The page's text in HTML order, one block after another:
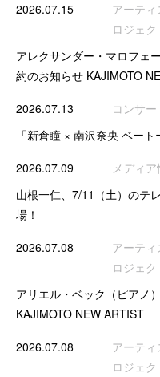
2026.07.15
アーテ
ロジェク
アレクサンダー・マロフェ
約のお知らせ KAJIMOTO
2026.07.13
コンサー
「新倉瞳 × 南沢奈央 ベー
2026.07.09
メディア
山根一仁、7/11（土）のテ
場！
2026.07.08
アーテ
ロジェク
アリエル・ベック（ピアノ
KAJIMOTO NEW ARTIST
2026.07.08
アーテ
ロジェク